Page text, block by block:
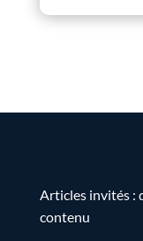
Articles invités :
contenu